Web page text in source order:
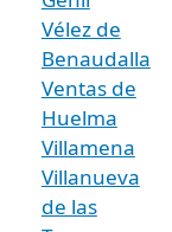
Vélez de
Benaudalla
Ventas de
Huelma
Villamena
Villanueva
de las